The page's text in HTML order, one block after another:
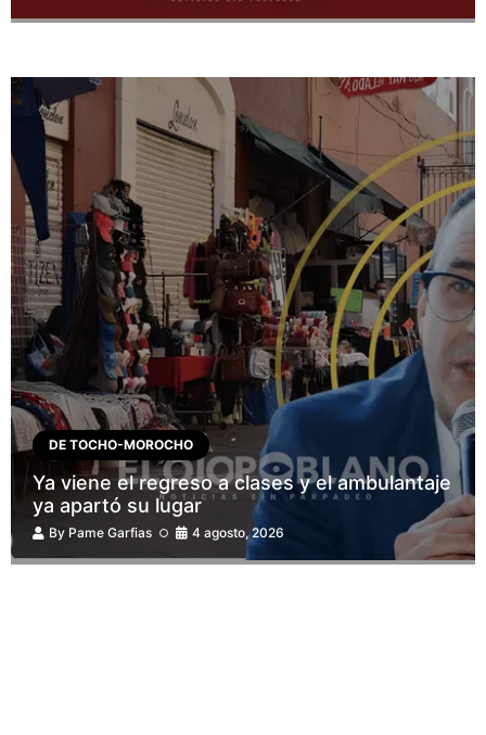
DE TOCHO-MOROCHO
Ya viene el regreso a clases y el ambulantaje
ya apartó su lugar
By Pame Garfias 4 agosto, 2026